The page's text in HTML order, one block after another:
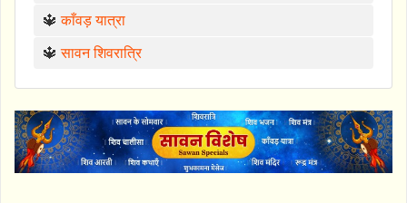
🔱काँवड़ यात्रा
🔱सावन शिवरात्रि